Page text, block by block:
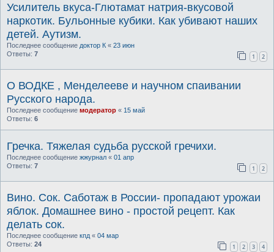
Усилитель вкуса-Глютамат натрия-вкусовой
наркотик. Бульонные кубики. Как убивают наших
детей. Аутизм.
Последнее сообщение доктор К « 23 июн
Ответы: 7 1 2
О ВОДКЕ , Менделееве и научном спаивании
Русского народа.
Последнее сообщение модератор « 15 май
Ответы: 6
Гречка. Тяжелая судьба русской гречихи.
Последнее сообщение жжурнал « 01 апр
Ответы: 7 1 2
Вино. Сок. Саботаж в России- пропадают урожаи
яблок. Домашнее вино - простой рецепт. Как
делать сок.
Последнее сообщение кпд « 04 мар
Ответы: 24 1 2 3 4